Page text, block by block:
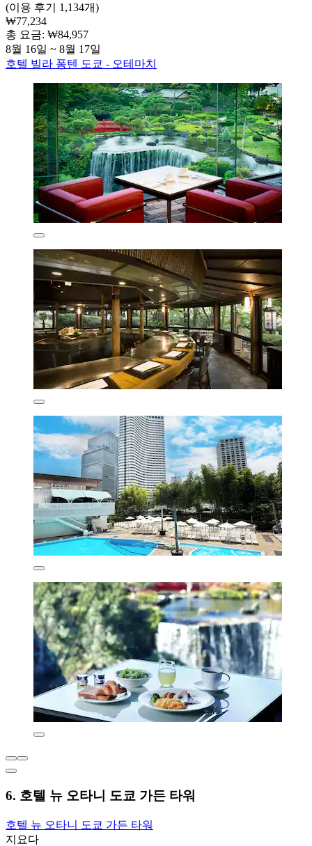
(이용 후기 1,134개)
₩77,234
총 요금: ₩84,957
8월 16일 ~ 8월 17일
호텔 빌라 퐁텐 도쿄 - 오테마치
6. 호텔 뉴 오타니 도쿄 가든 타워
호텔 뉴 오타니 도쿄 가든 타워
지요다